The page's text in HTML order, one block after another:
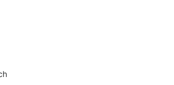
hóa...
quản lý bệnh Tim mạch và
pháp hiệu quả đã được